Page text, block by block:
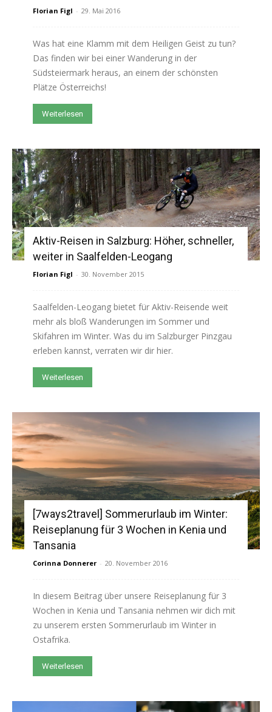
Florian Figl - 29. Mai 2016
Was hat eine Klamm mit dem Heiligen Geist zu tun?
Das finden wir bei einer Wanderung in der
Südsteiermark heraus, an einem der schönsten
Plätze Österreichs!
Weiterlesen
Aktiv-Reisen in Salzburg: Höher, schneller,
weiter in Saalfelden-Leogang
Florian Figl - 30. November 2015
Saalfelden-Leogang bietet für Aktiv-Reisende weit
mehr als bloß Wanderungen im Sommer und
Skifahren im Winter. Was du im Salzburger Pinzgau
erleben kannst, verraten wir dir hier.
Weiterlesen
[7ways2travel] Sommerurlaub im Winter:
Reiseplanung für 3 Wochen in Kenia und
Tansania
Corinna Donnerer - 20. November 2016
In diesem Beitrag über unsere Reiseplanung für 3
Wochen in Kenia und Tansania nehmen wir dich mit
zu unserem ersten Sommerurlaub im Winter in
Ostafrika.
Weiterlesen